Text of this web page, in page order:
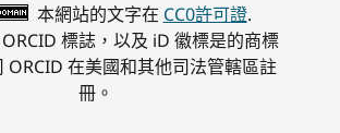
本網站的文字在 CC0許可證.
標誌，以及 iD 徽標是的商標
ORCID 在美國和其他司法管轄區註
冊。